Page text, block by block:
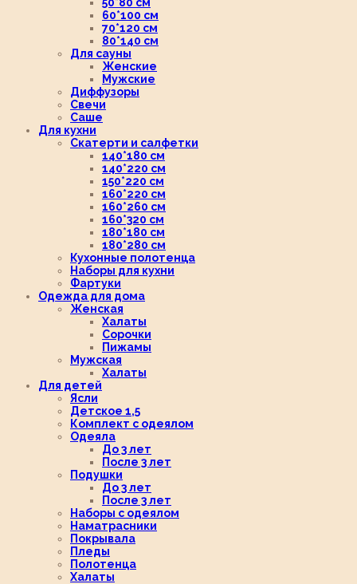
60*100 см
70*120 см
80*140 см
Для сауны
Женские
Мужские
Диффузоры
Свечи
Саше
Для кухни
Скатерти и салфетки
140*180 см
140*220 см
150*220 см
160*220 см
160*260 см
160*320 см
180*180 см
180*280 см
Кухонные полотенца
Наборы для кухни
Фартуки
Одежда для дома
Женская
Халаты
Сорочки
Пижамы
Мужская
Халаты
Для детей
Ясли
Детское 1,5
Комплект с одеялом
Одеяла
До 3 лет
После 3 лет
Подушки
До 3 лет
После 3 лет
Наборы с одеялом
Наматрасники
Покрывала
Пледы
Полотенца
Халаты